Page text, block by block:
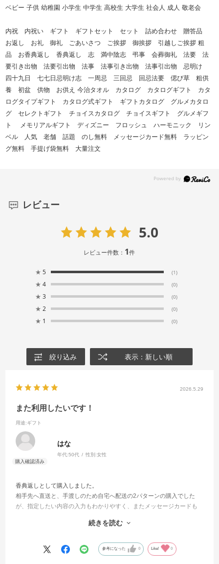
ベビー 子供 幼稚園 小学生 中学生 高校生 大学生 社会人 成人 敬老会
内祝 内祝い ギフト ギフトセット セット 詰め合わせ 贈答品
お返し お礼 御礼 ごあいさつ ご挨拶 御挨拶 引越しご挨拶 粗
品 お香典返し 香典返し 志 満中陰志 弔事 会葬御礼 法要 法
要引き出物 法要引出物 法事 法事引き出物 法事引出物 忌明け
四十九日 七七日忌明け志 一周忌 三回忌 回忌法要 偲び草 粗供
養 初盆 供物 お供え 今治タオル カタログ カタログギフト カタ
ログタイプギフト カタログ式ギフト ギフトカタログ グルメカタロ
グ セレクトギフト チョイスカタログ チョイスギフト グルメギフ
ト メモリアルギフト ディズニー フロッシュ ハーモニック リン
ベル 人気 老舗 話題 のし無料 メッセージカード無料 ラッピン
グ無料 手提げ袋無料 大量注文
レビュー
5.0
レビュー件数： 1件
★ 5 (1)
★ 4 (0)
★ 3 (0)
★ 2 (0)
★ 1 (0)
絞り込み 表示：新しい順
2026.5.29
また利用したいです！
用途:ギフト
はな
年代:50代 性別:女性
香典返しとして購入しました。
相手先へ直送と、手渡しのため自宅へ配送の2パターンの購入でした
が、指定したい内容の入力もわかりやすく、またメッセージカードも
て非常に満足度の高い買い物となりました。
続きを読む
参考になった 0 Like! 0